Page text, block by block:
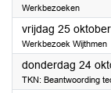
Werkbezoeken
vrijdag 25 oktober
Werkbezoek Wijthmen
donderdag 24
TKN: Beantwoording